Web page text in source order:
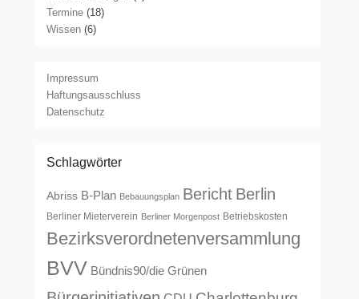
Termine (18)
Wissen (6)
Impressum
Haftungsausschluss
Datenschutz
Schlagwörter
Abriss B-Plan Bebauungsplan Bericht Berlin
Berliner Mieterverein Berliner Morgenpost Betriebskosten
Bezirksverordnetenversammlung
BVV Bündnis90/die Grünen